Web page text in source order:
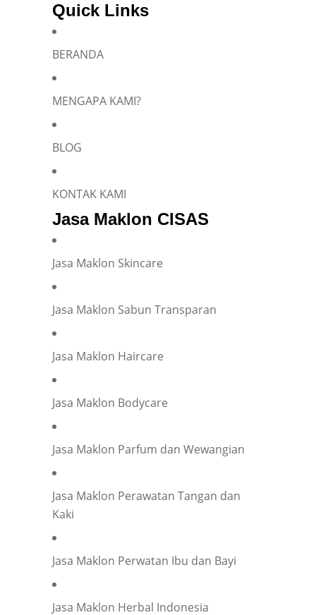
Quick Links
BERANDA
MENGAPA KAMI?
BLOG
KONTAK KAMI
Jasa Maklon CISAS
Jasa Maklon Skincare
Jasa Maklon Sabun Transparan
Jasa Maklon Haircare
Jasa Maklon Bodycare
Jasa Maklon Parfum dan Wewangian
Jasa Maklon Perawatan Tangan dan
Kaki
Jasa Maklon Perwatan Ibu dan Bayi
Jasa Maklon Herbal Indonesia
Silakan isi informasi Anda dan chat dengan saya
*
Company representation or personal inquiry?
Company
Company Name